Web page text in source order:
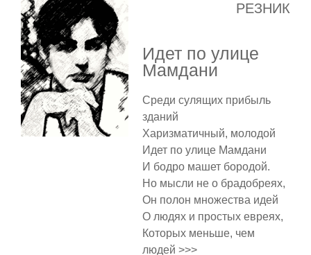
РЕЗНИК
Идет по улице
Мамдани
Среди сулящих прибыль
зданий
Харизматичный, молодой
Идет по улице Мамдани
И бодро машет бородой.
Но мысли не о брадобреях,
Он полон множества идей
О людях и простых евреях,
Которых меньше, чем
людей >>>